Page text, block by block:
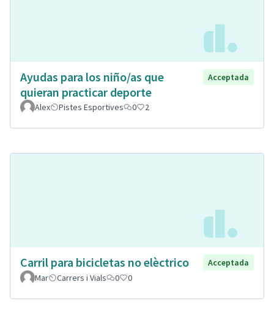
Ayudas para los niño/as que
quieran practicar deporte
Acceptada
Alex Pistes Esportives 0 2
Carril para bicicletas no elèctrico
Acceptada
Mar
Carrers i Vials 0 0